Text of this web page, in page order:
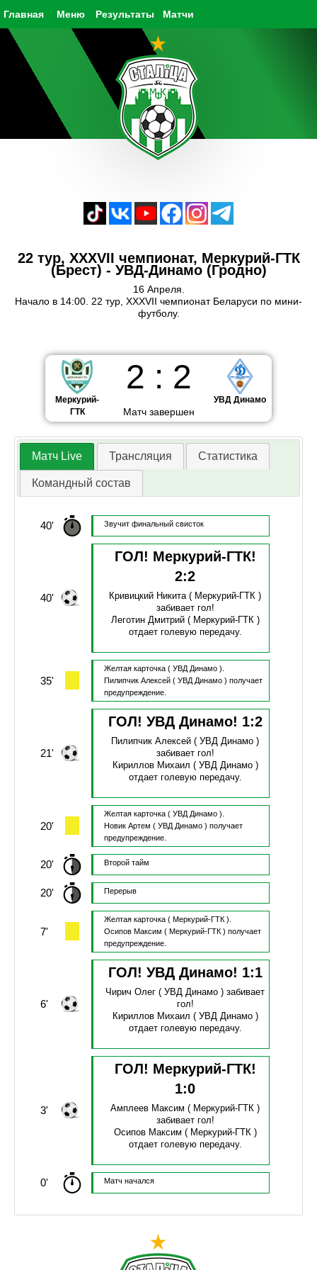
Главная Результаты Матчи
Меню
22 тур, XXXVII чемпионат, Меркурий-ГТК
(Брест) - УВД-Динамо (Гродно)
16 Апреля.
Начало в 14:00. 22 тур, XXXVII чемпионат Беларуси по мини-
футболу.
Меркурий-
ГТК
2 : 2
Матч завершен
УВД Динамо
Матч Live Трансляция Статистика
Командный состав
40' Звучит финальный свисток
40'
ГОЛ! Меркурий-ГТК!
2:2
Кривицкий Никита( Меркурий-ГТК )
забивает гол!
Леготин Дмитрий( Меркурий-ГТК )
отдает голевую передачу.
35'
Желтая карточка ( УВД Динамо ).
Пилипчик Алексей( УВД Динамо ) получает
предупреждение.
21'
ГОЛ! УВД Динамо! 1:2
Пилипчик Алексей ( УВД Динамо )
забивает гол!
Кириллов Михаил ( УВД Динамо )
отдает голевую передачу.
20'
Желтая карточка ( УВД Динамо ).
Новик Артем ( УВД Динамо ) получает
предупреждение.
20' Второй тайм
20' Перерыв
7'
Желтая карточка ( Меркурий-ГТК ).
Осипов Максим ( Меркурий-ГТК ) получает
предупреждение.
6'
ГОЛ! УВД Динамо! 1:1
Чирич Олег ( УВД Динамо )забивает
гол!
Кириллов Михаил ( УВД Динамо )
отдает голевую передачу.
3'
ГОЛ! Меркурий-ГТК!
1:0
Амплеев Максим ( Меркурий-ГТК )
забивает гол!
Осипов Максим ( Меркурий-ГТК )
отдает голевую передачу.
0' Матч начался